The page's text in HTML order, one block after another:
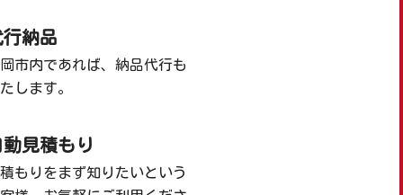
行納品
市内であれば、納品代行も
します。
動見積もり
もりをまず知りたいという